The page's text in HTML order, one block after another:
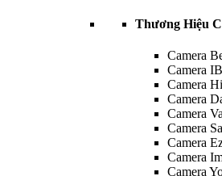
Thương Hiệu
Camera
Camera
Camera
Camera
Camera
Camera
Camera
Camera
Camera